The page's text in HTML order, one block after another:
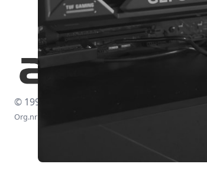
© 1997-2026
Org.nr: 556438-4260